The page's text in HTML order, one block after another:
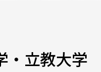
・立教大学